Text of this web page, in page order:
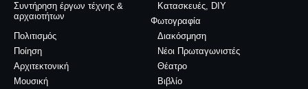
Συντήρηση έργων τέχνης &
αρχαιοτήτων
Κατασκευές, DIY
Φωτογραφία
Διακόσμηση
Πολιτισμός
Νέοι Πρωταγωνιστές
Ποίηση
Θέατρο
Αρχιτεκτονική
Βιβλίο
Μουσική